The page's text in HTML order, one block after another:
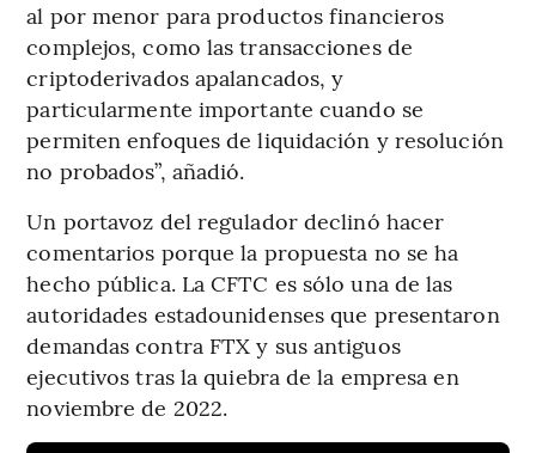
al por menor para productos financieros
complejos, como las transacciones de
criptoderivados apalancados, y
particularmente importante cuando se
permiten enfoques de liquidación y resolución
no probados”, añadió.
Un portavoz del regulador declinó hacer
comentarios porque la propuesta no se ha
hecho pública. La CFTC es sólo una de las
autoridades estadounidenses que presentaron
demandas contra FTX y sus antiguos
ejecutivos tras la quiebra de la empresa en
noviembre de 2022.